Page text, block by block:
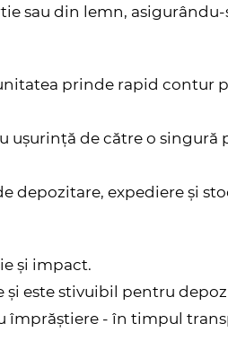
sau din lemn,
prinde rapid contur
ușurință de către o singură
depozitare, expediere și
și impact.
și este stivuibil pentru
împrăștiere - în timpul